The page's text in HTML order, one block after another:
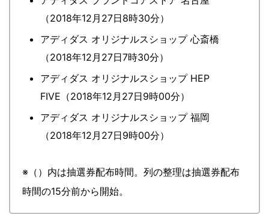
（2018年12月27日8時30分）
アディダス オリジナルスショップ 心斎橋
（2018年12月27日7時30分）
アディダス オリジナルスショップ HEP
FIVE（2018年12月27日9時00分）
アディダス オリジナルスショップ 福岡
（2018年12月27日9時00分）
※（）内は抽選券配布時間。列の整理は抽選券配布
時間の15分前から開始。